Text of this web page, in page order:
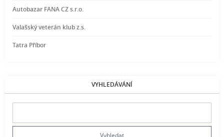
Autobazar FANA CZ s.r.o.
Valašský veterán klub z.s.
Tatra Příbor
VYHLEDÁVÁNÍ